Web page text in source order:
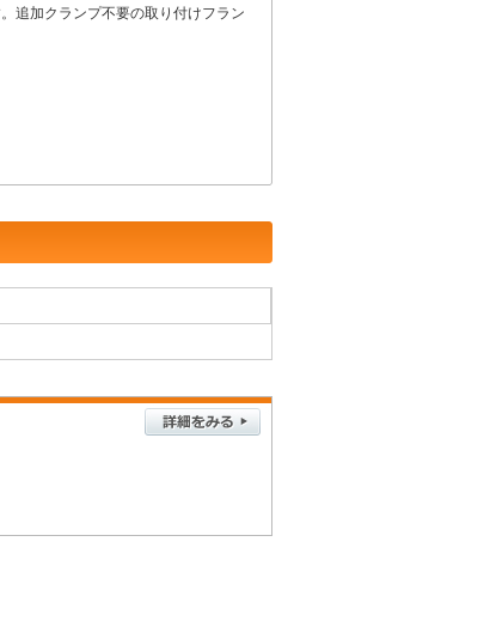
追加クランプ不要の取り付けフラン